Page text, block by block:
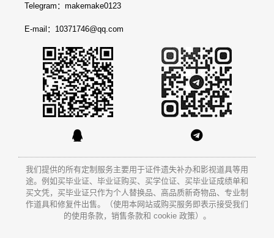
Telegram：makemake0123
E-mail：10371746@qq.com
我们提供的所有定制服务主要用于证件遗失补办和影视道具等用
途。例如买毕业证、毕业证购买、买学位证、买毕业证成绩单和
买文凭，买毕业证只作为个人替换品、高品质新奇物品、专业制
作道具和修复件出售。（使用本网站或购买服务即表示接受我们
的使用条款，销售条款和 cookie 政策）。